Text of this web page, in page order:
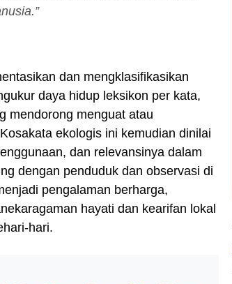
dan mengklasifikasikan
daya hidup leksikon per kata,
mendorong menguat atau
ekologis ini kemudian dinilai
dan relevansinya dalam
dengan penduduk dan observasi di
pengalaman berharga,
hayati dan kearifan lokal
hari.